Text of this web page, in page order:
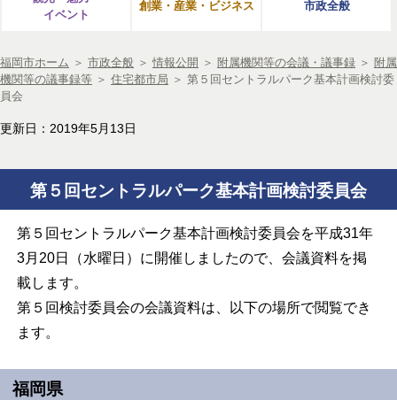
イベント
創業・産業・ビジネス 市政全般
福岡市ホーム ＞ 市政全般 ＞ 情報公開 ＞ 附属機関等の会議・議事録 ＞ 附属
機関等の議事録等 ＞ 住宅都市局 ＞ 第５回セントラルパーク基本計画検討委
員会
更新日：2019年5月13日
第５回セントラルパーク基本計画検討委員会
第５回セントラルパーク基本計画検討委員会を平成31年
3月20日（水曜日）に開催しましたので、会議資料を掲
載します。
第５回検討委員会の会議資料は、以下の場所で閲覧でき
ます。
福岡県